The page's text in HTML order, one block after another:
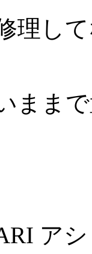
理し
まま
ア